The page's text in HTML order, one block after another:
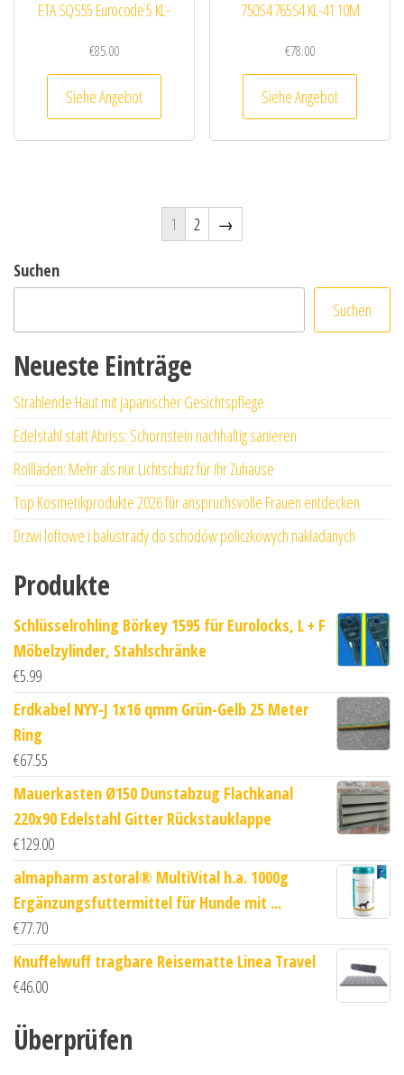
ETA SQS55 Eurocode 5 KL-
€85.00
Siehe Angebot
750S4 765S4 KL-41 10M
€78.00
Siehe Angebot
1 2 →
Suchen
Suchen
Neueste Einträge
Strahlende Haut mit japanischer Gesichtspflege
Edelstahl statt Abriss: Schornstein nachhaltig sanieren
Rollläden: Mehr als nur Lichtschutz für Ihr Zuhause
Top Kosmetikprodukte 2026 für anspruchsvolle Frauen entdecken
Drzwi loftowe i balustrady do schodów policzkowych nakładanych
Produkte
Schlüsselrohling Börkey 1595 für Eurolocks, L + F
Möbelzylinder, Stahlschränke
€5.99
Erdkabel NYY-J 1x16 qmm Grün-Gelb 25 Meter
Ring
€67.55
Mauerkasten Ø150 Dunstabzug Flachkanal
220x90 Edelstahl Gitter Rückstauklappe
€129.00
almapharm astoral® MultiVital h.a. 1000g
Ergänzungsfuttermittel für Hunde mit ...
€77.70
Knuffelwuff tragbare Reisematte Linea Travel
€46.00
Überprüfen